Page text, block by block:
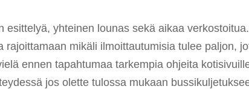
yhteinen lounas sekä aikaa verkostoitua.
mikäli ilmoittautumisia tulee paljon,
ennen tapahtumaa tarkempia ohjeita
jos olette tulossa mukaan